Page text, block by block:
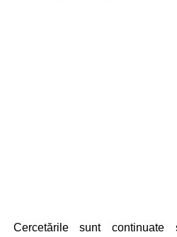
Cercetările sunt continuate